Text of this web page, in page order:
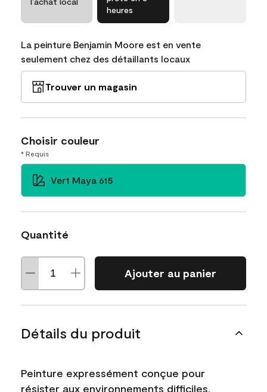
heures
La peinture Benjamin Moore est en vente
seulement chez des détaillants locaux
Trouver un magasin
Choisir couleur
* Requis
Vert Maya 615
Quantité
Ajouter au panier
Détails du produit
Peinture expressément conçue pour
résister aux environnements difficiles,